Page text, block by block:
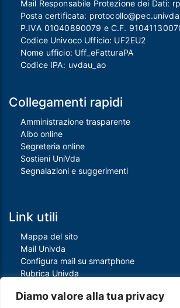
Diamo valore alla tua privacy
Mail Responsabile Protezione dei Dati:
Posta certificata:
P.IVA 01040890079 e C.F.
Codice Univoco Ufficio: UF2EU2
Nome ufficio: Uff_eFatturaPA
Codice IPA: uvdau_ao
Collegamenti rapidi
Amministrazione trasparente
Albo online
Segreteria online
Sostieni UniVda
Segnalazioni e suggerimenti
Link utili
Mappa del sito
Mail Univda
Configura mail su smartphone
Rubrica Univda